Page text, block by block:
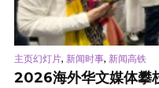
主页幻灯片, 新闻时事, 新闻高铁
2026海外华文媒体攀